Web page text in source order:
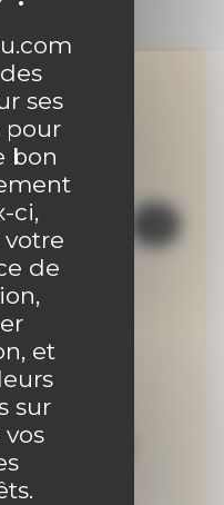
ses
pour
bon
ci,
de
et
sur